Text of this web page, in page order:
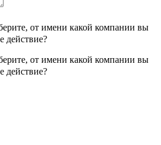
от имени какой компании вы
действие?
от имени какой компании вы
действие?